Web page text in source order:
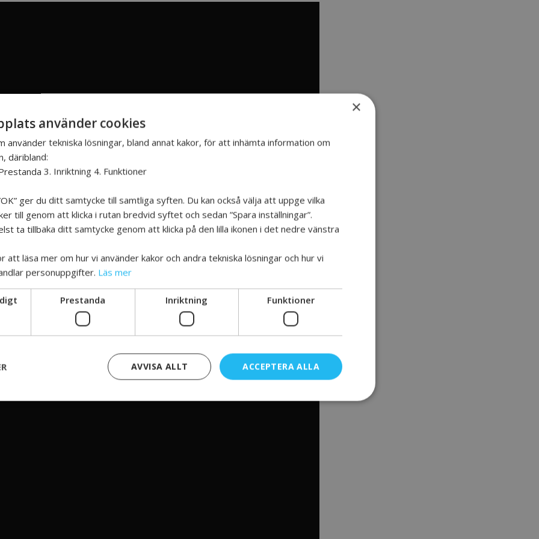
×
använder cookies
använder tekniska lösningar, bland annat kakor, för att inhämta information om
däribland:
3. Inriktning 4. Funktioner
ger du ditt samtycke till samtliga syften. Du kan också välja att uppge vilka
till genom att klicka i rutan bredvid syftet och sedan ”Spara inställningar”.
ta tillbaka ditt samtycke genom att klicka på den lilla ikonen i det nedre vänstra
att läsa mer om hur vi använder kakor och andra tekniska lösningar och hur vi
personuppgifter. Läs mer
Prestanda Inriktning Funktioner
ACCEPTERA ALLA
AVVISA ALLT